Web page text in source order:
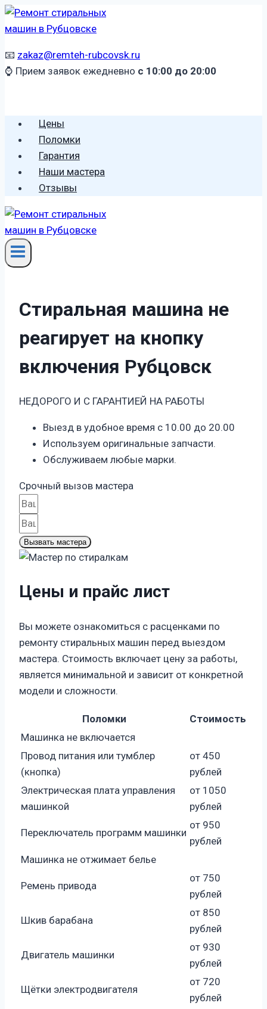
Перейти
к
📧 zakaz@remteh-rubcovsk.ru
⌚ Прием заявок ежедневно с 10:00 до 20:00
Цены
Поломки
Гарантия
Наши мастера
Отзывы
Стиральная машина не
реагирует на кнопку
включения Рубцовск
НЕДОРОГО И С ГАРАНТИЕЙ НА РАБОТЫ
Выезд в удобное время с 10.00 до 20.00
Используем оригинальные запчасти.
Обслуживаем любые марки.
Срочный вызов мастера
Вызвать мастера
Цены и прайс лист
Вы можете ознакомиться с расценками по
ремонту стиральных машин перед выездом
мастера. Стоимость включает цену за работы,
является минимальной и зависит от конкретной
модели и сложности.
Поломки
Стоимость
Машинка не включается
Провод питания или тумблер
(кнопка)
от 450
рублей
Электрическая плата управления
машинкой
от 1050
рублей
Переключатель программ машинки
от 950
рублей
Машинка не отжимает белье
Ремень привода
от 750
рублей
Шкив барабана
от 850
рублей
Двигатель машинки
от 930
рублей
Щётки электродвигателя
от 720
рублей